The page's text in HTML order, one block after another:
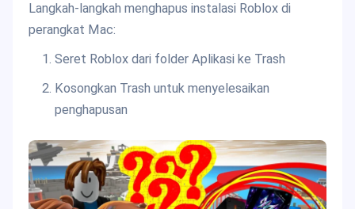
Langkah-langkah menghapus instalasi Roblox di
perangkat Mac:
Seret Roblox dari folder Aplikasi ke Trash
Kosongkan Trash untuk menyelesaikan
penghapusan